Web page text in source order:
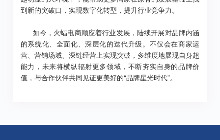
到新的突破口，实现数字化转型，提升行业竞争力。
如今，火蝠电商顺应着行业发展，陆续开展对品牌内涵
的系统化、全面化、深层化的迭代升级。不仅会在商家运
营、营销场域、深链经营上实现突破，多维度地展现自身超
能力，未来将横纵辐射更多领域，不断夯实自身的品牌价
值，与合作伙伴共同见证更美好的“品牌星光时代”。